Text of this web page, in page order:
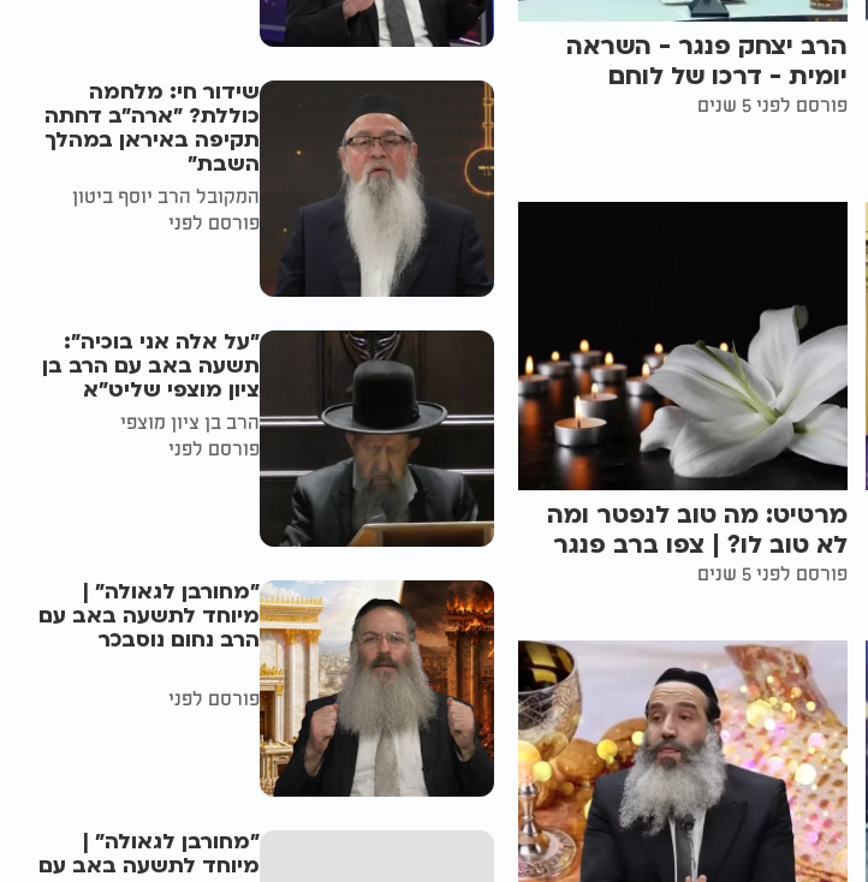
הרב יצחק פנגר - השראה
יומית - דרכו של לוחם
פורסם לפני 5 שנים
מרטיט: מה טוב לנפטר ומה
לא טוב לו? | צפו ברב פנגר
פורסם לפני 5 שנים
שידור חי: מלחמה
כוללת? ״ארה"ב דחתה
תקיפה באיראן במהלך
השבת״
המקובל הרב יוסף ביטון
פורסם לפני
"על אלה אני בוכיה":
תשעה באב עם הרב בן
ציון מוצפי שליט"א
הרב בן ציון מוצפי
פורסם לפני
"מחורבן לגאולה" |
מיוחד לתשעה באב עם
הרב נחום נוסבכר
פורסם לפני
"מחורבן לגאולה" |
מיוחד לתשעה באב עם